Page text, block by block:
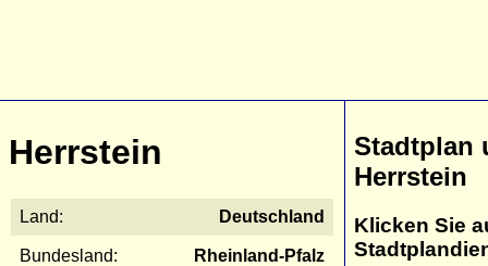
Herrstein
Land: Deutschland
Bundesland: Rheinland-Pfalz
Stadtplan
Herrstein
Klicken Sie